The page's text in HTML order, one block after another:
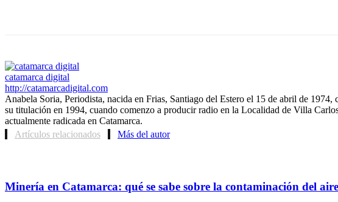
catamarca digital
http://catamarcadigital.com
Anabela Soria, Periodista, nacida en Frias, Santiago del Estero el 15 de abril de
su titulación en 1994, cuando comenzo a producir radio en la Localidad de Villa
actualmente radicada en Catamarca.
Artículos relacionados
Más del autor
Minería en Catamarca: qué se sabe sobre la contaminación del